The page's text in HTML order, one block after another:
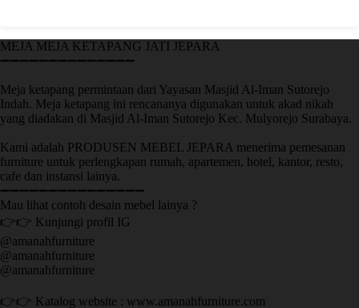
MEJA MEJA KETAPANG JATI JEPARA
➖➖➖➖➖➖➖➖➖➖➖➖➖➖
Meja ketapang permintaan dari Yayasan Masjid Al-Iman Sutorejo
Indah. Meja ketapang ini rencananya digunakan untuk akad nikah
yang diadakan di Masjid Al-Iman Sutorejo Kec. Mulyorejo Surabaya.
Kami adalah PRODUSEN MEBEL JEPARA menerima pemesanan
furniture untuk perlengkapan rumah, apartemen, hotel, kantor, resto,
cafe dan instansi lainya.
➖➖➖➖➖➖➖➖➖➖➖➖➖➖➖
Mau lihat contoh desain mebel lainya ?
👉👉 Kunjungi profil IG
@amanahfurniture
@amanahfurniture
@amanahfurniture
👉👉 Katalog website : www.amanahfurniture.com